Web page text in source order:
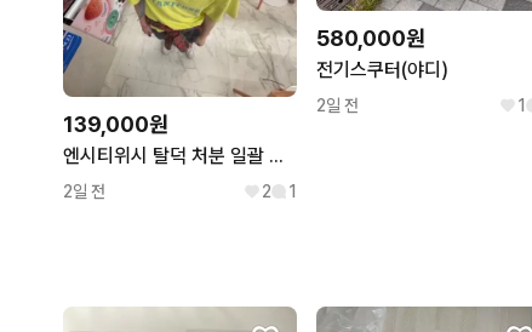
139,000원
엔시티위시 탈덕 처분 일괄 판매 사쿠야
2일 전 2 1
580,000원
전기스쿠터(야디)
2일 전 1